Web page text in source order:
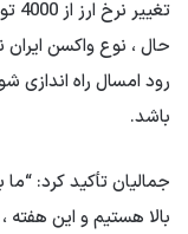
حال ، نوع واکسن
رود امسال راه
باشد.
جمالیان تأکید کرد:
بالا هستیم و این